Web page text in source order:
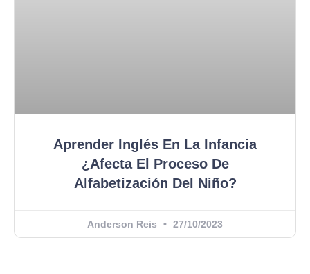
Aprender Inglés En La Infancia
¿afecta El Proceso De
Alfabetización Del Niño?
Anderson Reis 27/10/2023